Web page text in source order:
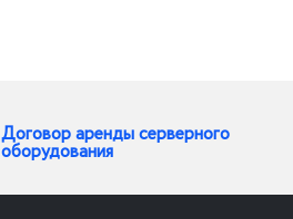
Договор аренды серверного
оборудования